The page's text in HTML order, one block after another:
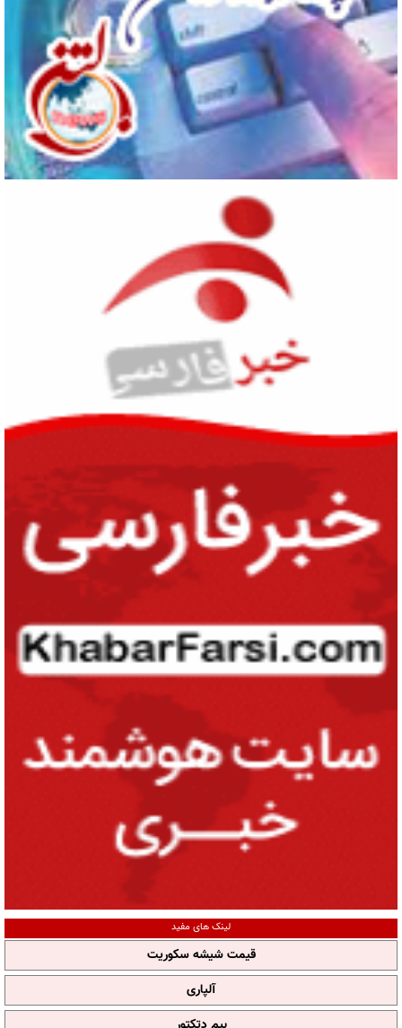
لینک های مفید
قیمت شیشه سکوریت
آلپاری